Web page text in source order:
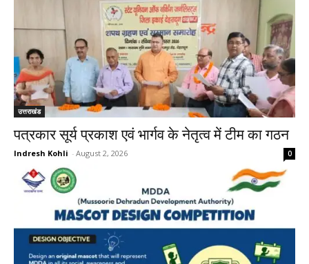
उत्तराखंड
पत्रकार सूर्य प्रकाश एवं भार्गव के नेतृत्व में टीम का गठन
Indresh Kohli - August 2, 2026 0